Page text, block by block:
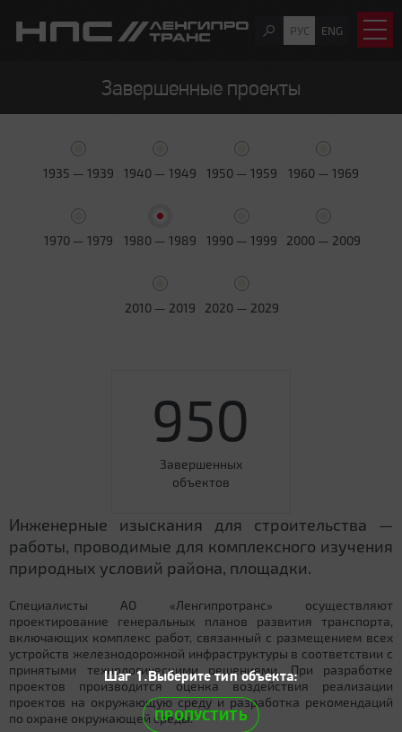
РУС ENG
Завершенные проекты
1935 — 1939 1940 — 1949 1950 — 1959 1960 — 1969
1970 — 1979 1980 — 1989 1990 — 1999 2000 — 2009
2010 — 2019 2020 — 2029
950
Завершенных
объектов
Инженерные изыскания для строительства —
работы, проводимые для комплексного изучения
природных условий района, площадки.
Специалисты АО «Ленгипротранс» осуществляют
проектирование генеральных планов развития транспорта,
включающих комплекс работ, связанный с размещением всех
устройств железнодорожной инфраструктуры в соответствии с
принятыми технологическими решениями. При разработке
проектов производится оценка воздействия реализации
проектов на окружающую среду и разработка рекомендаций
по охране окружающей среды.
Шаг 1.Выберите тип объекта:
ПРОПУСТИТЬ